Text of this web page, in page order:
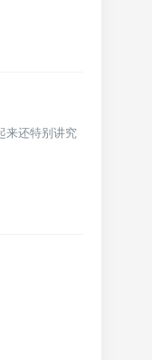
来还特别讲究